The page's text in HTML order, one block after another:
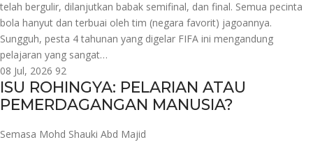
telah bergulir, dilanjutkan babak semifinal, dan final. Semua pecinta
bola hanyut dan terbuai oleh tim (negara favorit) jagoannya.
Sungguh, pesta 4 tahunan yang digelar FIFA ini mengandung
pelajaran yang sangat…
08 Jul, 2026 92
ISU ROHINGYA: PELARIAN ATAU
PEMERDAGANGAN MANUSIA?
Semasa Mohd Shauki Abd Majid